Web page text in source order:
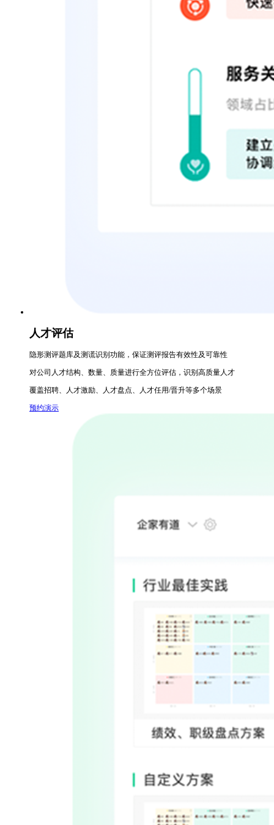
人才评估
隐形测评题库及测谎识别功能，保证测评报告有效性及可靠性
对公司人才结构、数量、质量进行全方位评估，识别高质量人才
覆盖招聘、人才激励、人才盘点、人才任用/晋升等多个场景
预约演示